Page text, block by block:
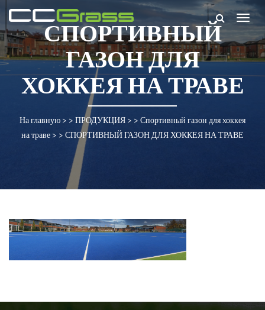
СПОРТИВНЫЙ
ГАЗОН ДЛЯ
ХОККЕЯ НА ТРАВЕ
На главную > > ПРОДУКЦИЯ > > Спортивный газон для хоккея
на траве > > СПОРТИВНЫЙ ГАЗОН ДЛЯ ХОККЕЯ НА ТРАВЕ